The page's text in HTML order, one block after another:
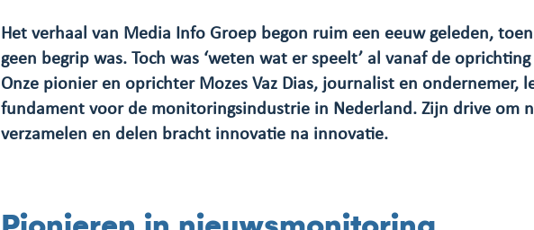
Het verhaal van Media Info Groep begon ruim een eeuw geleden,
geen begrip was. Toch was ‘weten wat er speelt’ al vanaf de
Onze pionier en oprichter Mozes Vaz Dias, journalist en ondernemer,
fundament voor de monitoringsindustrie in Nederland. Zijn drive om
verzamelen en delen bracht innovatie na innovatie.